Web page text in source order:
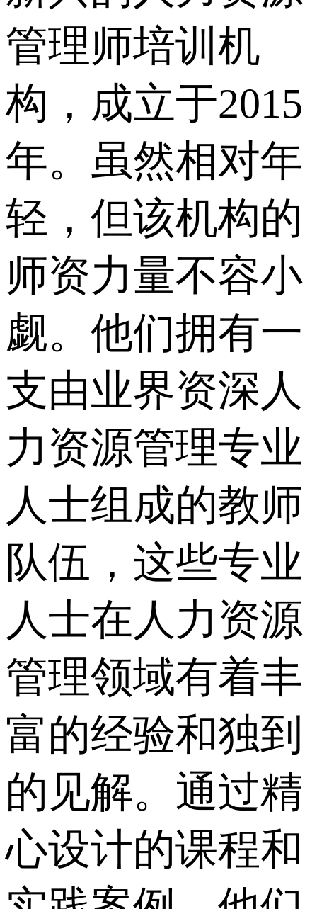
管理师培训机
构，成立于2015
年。虽然相对年
轻，但该机构的
师资力量不容小
觑。他们拥有一
支由业界资深人
力资源管理专业
人士组成的教师
队伍，这些专业
人士在人力资源
管理领域有着丰
富的经验和独到
的见解。通过精
心设计的课程和